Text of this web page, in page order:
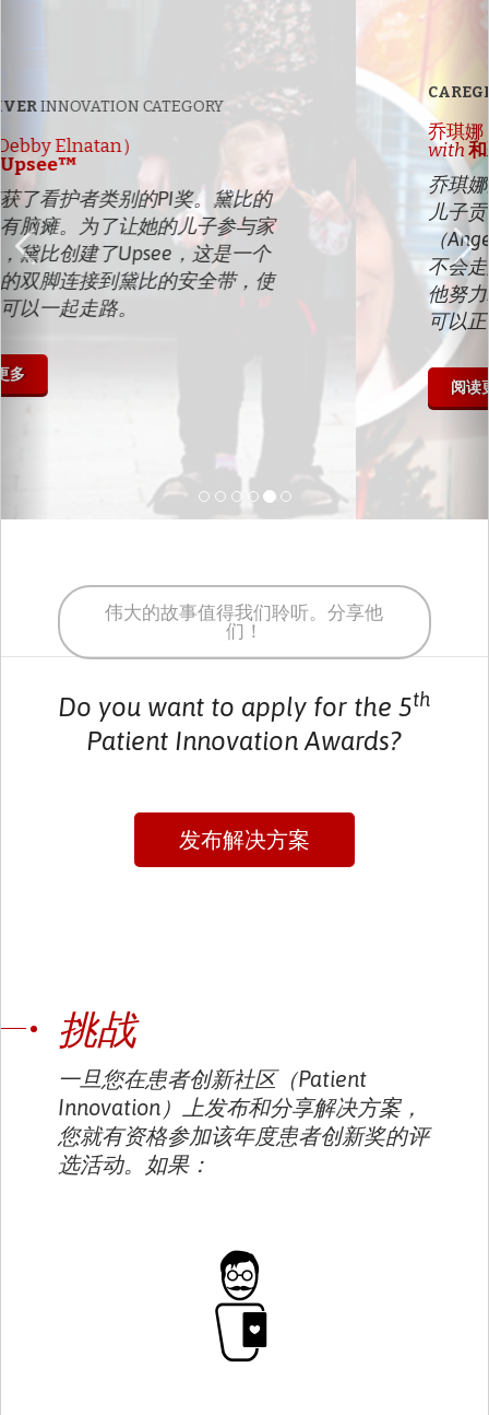
INNOVATION CATEGORY
乔琪娜（Joaquina Teixeira）
with和彩色的氦气球
乔琪娜荣获了看护者类别的PI奖。她的
儿子贡卡洛（Gonçalo）患有安格曼
（Angelman）综合症。医生说他永远
不会走路。看到空中的彩色氦气气球，
他努力站起来接触到他们。如今他已经
可以正常行走了。
伟大的故事值得我们聆听。分享他
们！
Do you want to apply for the 5th
Patient Innovation Awards?
发布解决方案
挑战
一旦您在患者创新社区（Patient
Innovation）上发布和分享解决方案，
您就有资格参加该年度患者创新奖的评
选活动。如果：